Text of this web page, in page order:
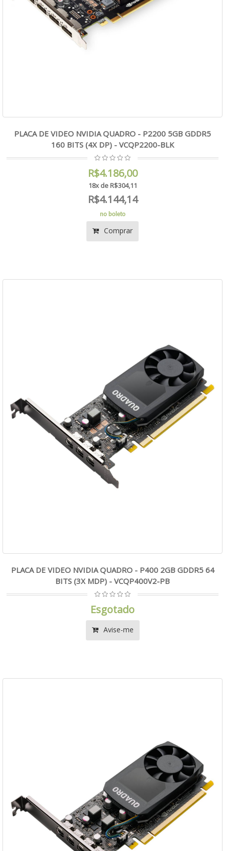
PLACA DE VIDEO NVIDIA QUADRO - P2200 5GB GDDR5
160 BITS (4X DP) - VCQP2200-BLK
R$4.186,00
18x de R$304,11
R$4.144,14
no boleto
Comprar
PLACA DE VIDEO NVIDIA QUADRO - P400 2GB GDDR5 64
BITS (3X MDP) - VCQP400V2-PB
Esgotado
Avise-me